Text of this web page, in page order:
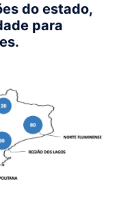
do estado,
para